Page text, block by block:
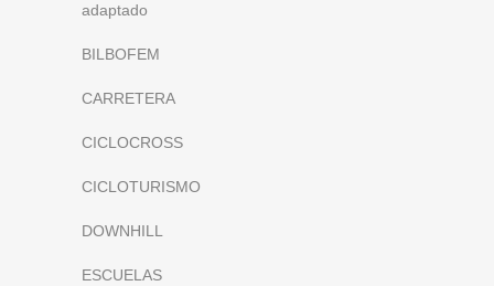
adaptado
BILBOFEM
CARRETERA
CICLOCROSS
CICLOTURISMO
DOWNHILL
ESCUELAS